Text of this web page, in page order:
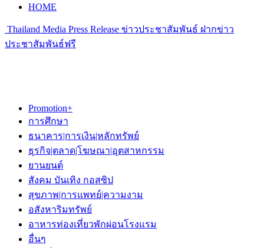
HOME
Thailand Media Press Release ข่าวประชาสัมพันธ์ ฝากข่าว
ประชาสัมพันธ์ฟรี
Promotion+
การศึกษา
ธนาคาร|การเงิน|หลักทรัพย์
ธุรกิจ|ตลาด|โฆษณา|อุตสาหกรรม
ยานยนต์
สังคม บันเทิง กอสซิป
สุขภาพ|การแพทย์|ความงาม
อสังหาริมทรัพย์
อาหารท่องเที่ยวพักผ่อนโรงแรม
อื่นๆ